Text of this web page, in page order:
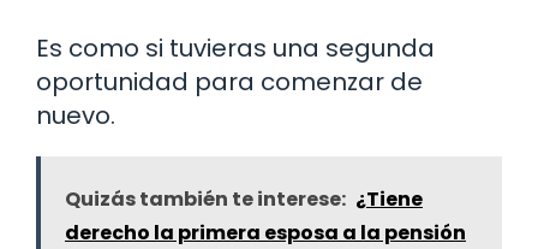
Es como si tuvieras una segunda
oportunidad para comenzar de
nuevo.
Quizás también te interese: ¿Tiene
derecho la primera esposa a la pensión